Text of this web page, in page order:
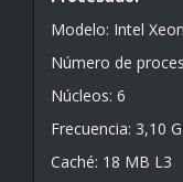
Modelo: Intel
Número de
Núcleos: 6
Frecuencia: 3,10
Caché: 18 MB L3